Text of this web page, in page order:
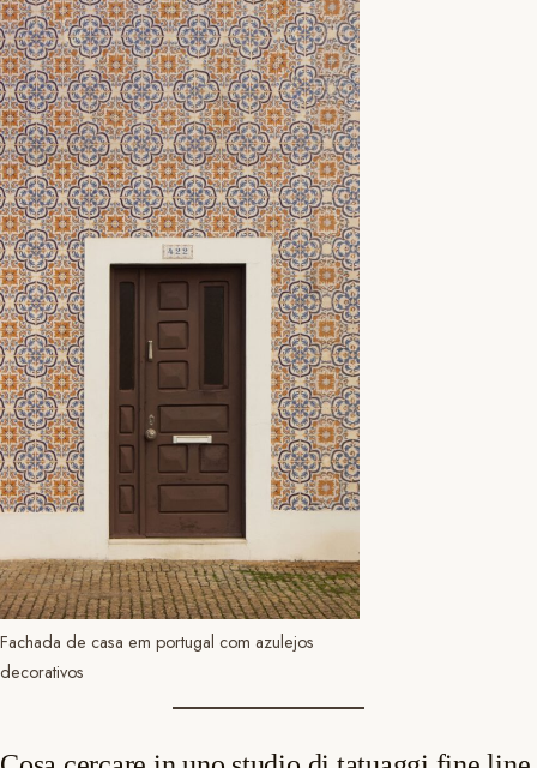
Fachada de casa em portugal com azulejos
decorativos